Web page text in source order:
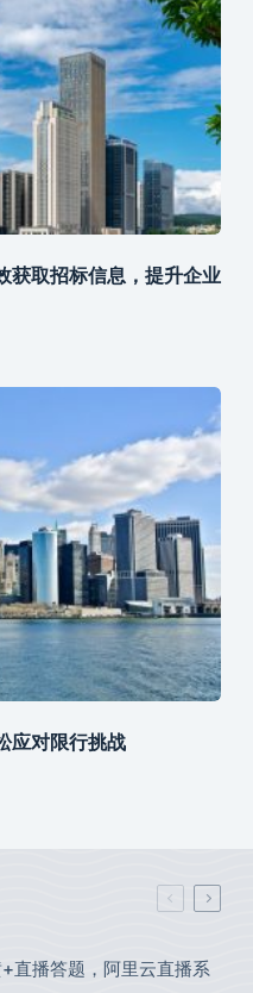
获取招标信息，提升企业
应对限行挑战
直播答题，阿里云直播系